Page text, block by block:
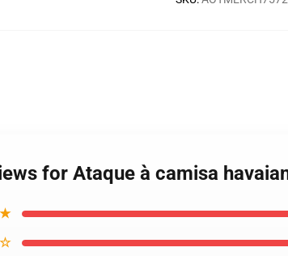
for Ataque à camisa